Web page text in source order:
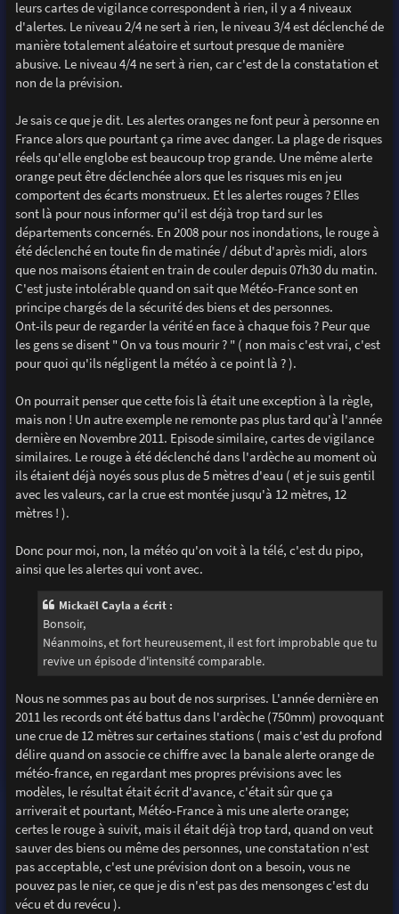
leurs cartes de vigilance correspondent à rien, il y a 4 niveaux
d'alertes. Le niveau 2/4 ne sert à rien, le niveau 3/4 est déclenché de
manière totalement aléatoire et surtout presque de manière
abusive. Le niveau 4/4 ne sert à rien, car c'est de la constatation et
non de la prévision.
Je sais ce que je dit. Les alertes oranges ne font peur à personne en
France alors que pourtant ça rime avec danger. La plage de risques
réels qu'elle englobe est beaucoup trop grande. Une même alerte
orange peut être déclenchée alors que les risques mis en jeu
comportent des écarts monstrueux. Et les alertes rouges ? Elles
sont là pour nous informer qu'il est déjà trop tard sur les
départements concernés. En 2008 pour nos inondations, le rouge à
été déclenché en toute fin de matinée / début d'après midi, alors
que nos maisons étaient en train de couler depuis 07h30 du matin.
C'est juste intolérable quand on sait que Météo-France sont en
principe chargés de la sécurité des biens et des personnes.
Ont-ils peur de regarder la vérité en face à chaque fois ? Peur que
les gens se disent " On va tous mourir ? " ( non mais c'est vrai, c'est
pour quoi qu'ils négligent la météo à ce point là ? ).
On pourrait penser que cette fois là était une exception à la règle,
mais non ! Un autre exemple ne remonte pas plus tard qu'à l'année
dernière en Novembre 2011. Episode similaire, cartes de vigilance
similaires. Le rouge à été déclenché dans l'ardèche au moment où
ils étaient déjà noyés sous plus de 5 mètres d'eau ( et je suis gentil
avec les valeurs, car la crue est montée jusqu'à 12 mètres, 12
mètres ! ).
Donc pour moi, non, la météo qu'on voit à la télé, c'est du pipo,
ainsi que les alertes qui vont avec.
Mickaël Cayla a écrit :
Bonsoir,
Néanmoins, et fort heureusement, il est fort improbable que tu
revive un épisode d'intensité comparable.
Nous ne sommes pas au bout de nos surprises. L'année dernière en
2011 les records ont été battus dans l'ardèche (750mm) provoquant
une crue de 12 mètres sur certaines stations ( mais c'est du profond
délire quand on associe ce chiffre avec la banale alerte orange de
météo-france, en regardant mes propres prévisions avec les
modèles, le résultat était écrit d'avance, c'était sûr que ça
arriverait et pourtant, Météo-France à mis une alerte orange;
certes le rouge à suivit, mais il était déjà trop tard, quand on veut
sauver des biens ou même des personnes, une constatation n'est
pas acceptable, c'est une prévision dont on a besoin, vous ne
pouvez pas le nier, ce que je dis n'est pas des mensonges c'est du
vécu et du revécu ).